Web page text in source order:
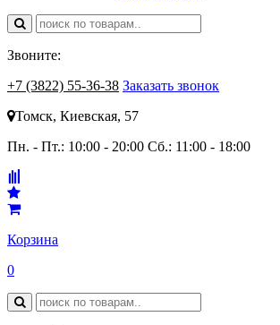
Звоните:
+7 (3822) 55-36-38 Заказать звонок
Томск, Киевская, 57
Пн. - Пт.: 10:00 - 20:00 Сб.: 11:00 - 18:00
Корзина
0